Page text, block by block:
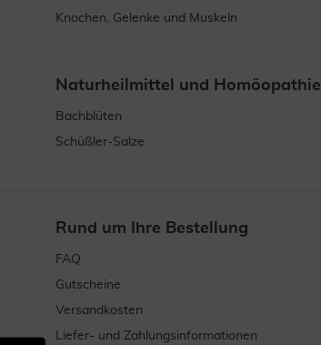
Knochen, Gelenke und Muskeln
Naturheilmittel und Homöopathie
Bachblüten
Schüßler-Salze
Rund um Ihre Bestellung
FAQ
Gutscheine
Versandkosten
Liefer- und Zahlungsinformationen